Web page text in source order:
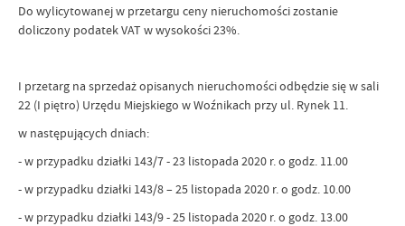
Do wylicytowanej w przetargu ceny nieruchomości zostanie
doliczony podatek VAT w wysokości 23%.
I przetarg na sprzedaż opisanych nieruchomości odbędzie się w sali
22 (I piętro) Urzędu Miejskiego w Woźnikach przy ul. Rynek 11.
w następujących dniach:
- w przypadku działki 143/7 - 23 listopada 2020 r. o godz. 11.00
- w przypadku działki 143/8 – 25 listopada 2020 r. o godz. 10.00
- w przypadku działki 143/9 - 25 listopada 2020 r. o godz. 13.00